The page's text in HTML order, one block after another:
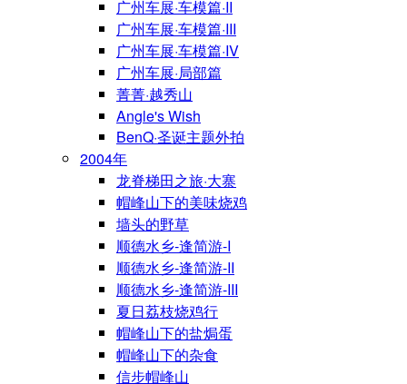
广州车展·车模篇·II
广州车展·车模篇·III
广州车展·车模篇·IV
广州车展·局部篇
菁菁·越秀山
Angle's Wish
BenQ·圣诞主题外拍
2004年
龙脊梯田之旅·大寨
帽峰山下的美味烧鸡
墙头的野草
顺德水乡-逢简游-I
顺德水乡-逢简游-II
顺德水乡-逢简游-III
夏日荔枝烧鸡行
帽峰山下的盐焗蛋
帽峰山下的杂食
信步帽峰山